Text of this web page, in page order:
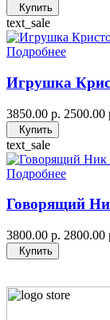
Купить
text_sale
Подробнее
Игрушка
3850.00 р. 2500.00
Купить
text_sale
Подробнее
Говорящий
3800.00 р. 2800.00
Купить